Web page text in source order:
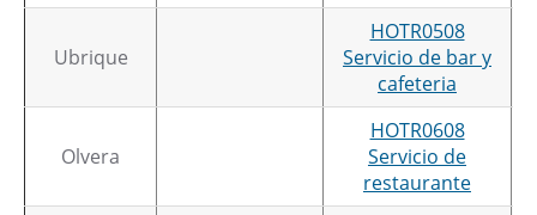
Ubrique
HOTR0508
Servicio de bar y
cafeteria
Olvera
HOTR0608
Servicio de
restaurante